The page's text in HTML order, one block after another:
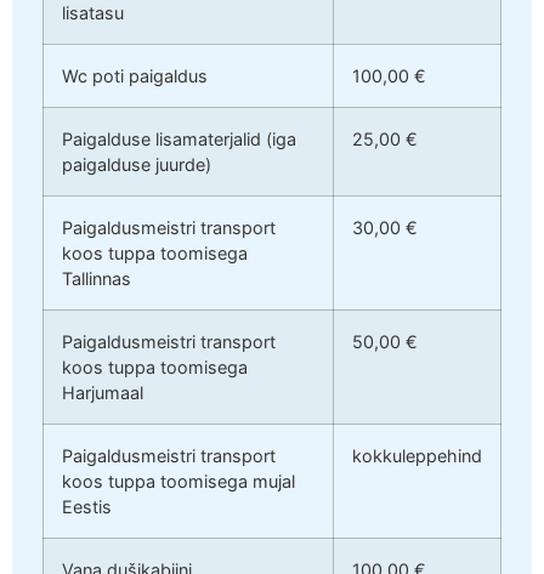
lisatasu
Wc poti paigaldus 100,00 €
Paigalduse lisamaterjalid (iga
paigalduse juurde)
25,00 €
Paigaldusmeistri transport
koos tuppa toomisega
Tallinnas
30,00 €
Paigaldusmeistri transport
koos tuppa toomisega
Harjumaal
50,00 €
Paigaldusmeistri transport
koos tuppa toomisega mujal
Eestis
kokkuleppehind